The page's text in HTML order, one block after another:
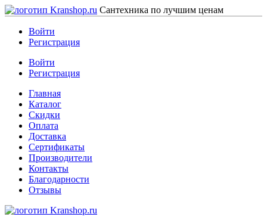
Сантехника по лучшим ценам
Войти
Регистрация
Войти
Регистрация
Главная
Каталог
Скидки
Оплата
Доставка
Сертификаты
Производители
Контакты
Благодарности
Отзывы